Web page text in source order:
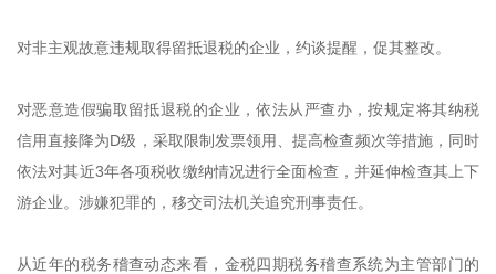
对非主观故意违规取得留抵退税的企业，约谈提醒，促其整改。
对恶意造假骗取留抵退税的企业，依法从严查办，按规定将其纳税
信用直接降为D级，采取限制发票领用、提高检查频次等措施，同时
依法对其近3年各项税收缴纳情况进行全面检查，并延伸检查其上下
游企业。涉嫌犯罪的，移交司法机关追究刑事责任。
从近年的税务稽查动态来看，金税四期税务稽查系统为主管部门的